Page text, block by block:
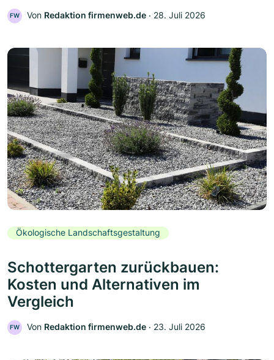
FW Von Redaktion firmenweb.de ‧ 28. Juli 2026
Ökologische Landschaftsgestaltung
Schottergarten zurückbauen:
Kosten und Alternativen im
Vergleich
FW Von Redaktion firmenweb.de ‧ 23. Juli 2026